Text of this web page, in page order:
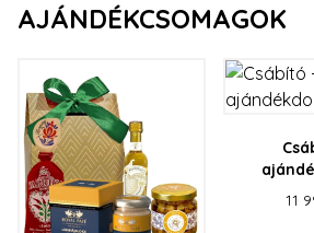
AJÁNDÉKCSOMAGOK
11